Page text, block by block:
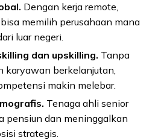
Dengan kerja remote,
memilih perusahaan mana
luar negeri.
dan upskilling. Tanpa
karyawan berkelanjutan,
makin melebar.
Tenaga ahli senior
pensiun dan meninggalkan
strategis.